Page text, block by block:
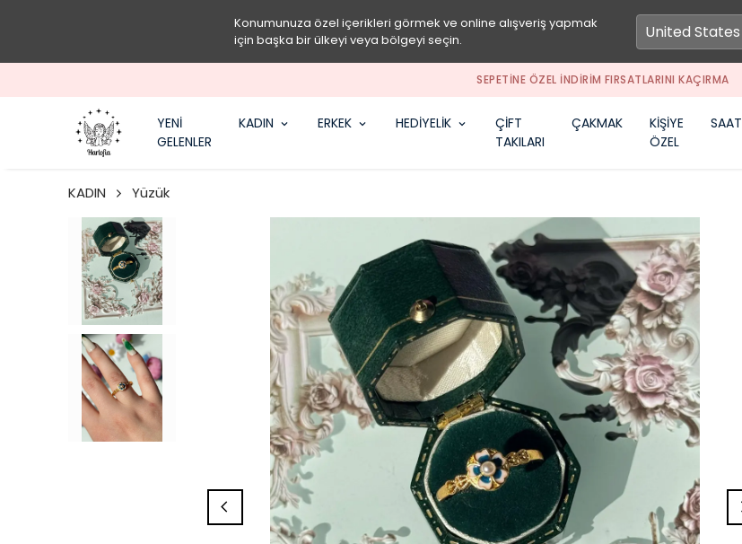
Konumunuza özel içerikleri görmek ve online alışveriş yapmak
için başka bir ülkeyi veya bölgeyi seçin.
SEPETİNE ÖZEL İNDİRİM FIRSATLARINI KAÇIRMA
YENİ
GELENLER
KADIN ERKEK HEDİYELİK
ÇİFT
TAKILARI
ÇAKMAK
KİŞİYE
ÖZEL
SAAT
KADIN Yüzük